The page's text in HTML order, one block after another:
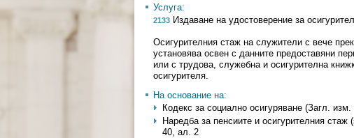
Услуга:
2133 Издаване на удостоверение за
Осигурителния стаж на служители с вече
установява освен с данните предоставяни
или с трудова, служебна и осигурителна
осигурителя.
На основание на:
Кодекс за социално осигуряване (Загл.
Наредба за пенсиите и осигурителния
40, ал. 2